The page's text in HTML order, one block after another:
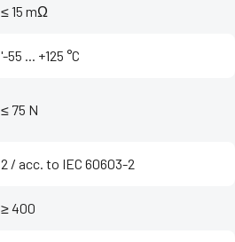
≤ 15 mΩ
'-55 ... +125 °C
≤ 75 N
2 / acc. to IEC 60603-2
≥ 400